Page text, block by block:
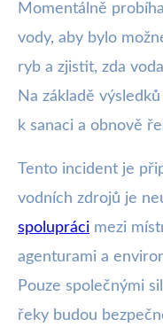
Momentálně
vody, aby bylo
ryb a zjistit, zda
Na základě
k sanaci a obnově
Tento incident je
vodních zdrojů je
spolupráci mezi
agenturami a
Pouze společnými
řeky budou